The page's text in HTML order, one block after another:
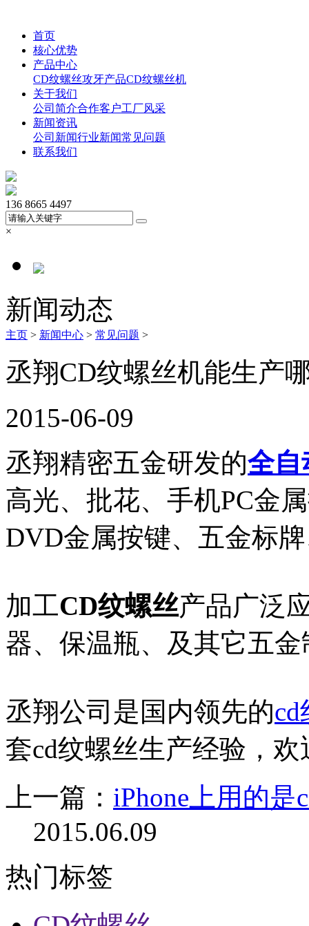
首页
核心优势
产品中心
CD纹螺丝攻牙产品CD纹螺丝机
关于我们
公司简介合作客户工厂风采
新闻资讯
公司新闻行业新闻常见问题
联系我们
136 8665 4497
×
新闻动态
主页 > 新闻中心 > 常见问题 >
丞翔CD纹螺丝机能生产
2015-06-09
丞翔精密五金研发的全自
高光、批花、手机PC金
DVD金属按键、五金标
加工CD纹螺丝产品广泛
器、保温瓶、及其它五
丞翔公司是国内领先的cd
套cd纹螺丝生产经验，
上一篇： iPhone上用的是
2015.06.09
热门标签